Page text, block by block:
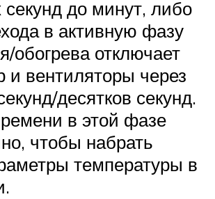
секунд до минут, либо
в активную фазу
обогрева отключает
и вентиляторы через
десятков секунд.
в этой фазе
чтобы набрать
температуры в